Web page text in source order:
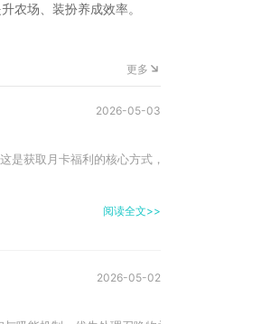
农场、装扮养成效率。
更多
2026-05-03
获取月卡福利的核心方式，未购买则无法领取，
阅读全文>>
2026-05-02